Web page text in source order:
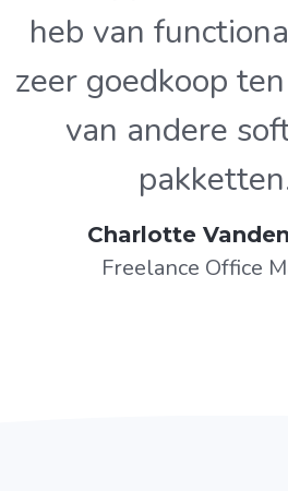
heb van
zeer goedkoop
van andere
Charlotte
Freelance Office